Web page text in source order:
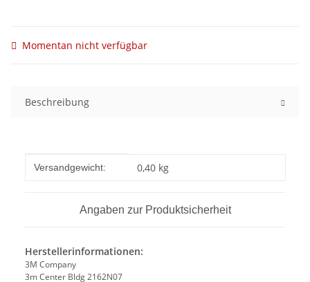
Momentan nicht verfügbar
Beschreibung
Produkteigenschaft
Wert
Versandgewicht: 0,40 kg
Angaben zur Produktsicherheit
Herstellerinformationen:
3M Company
3m Center Bldg 2162N07